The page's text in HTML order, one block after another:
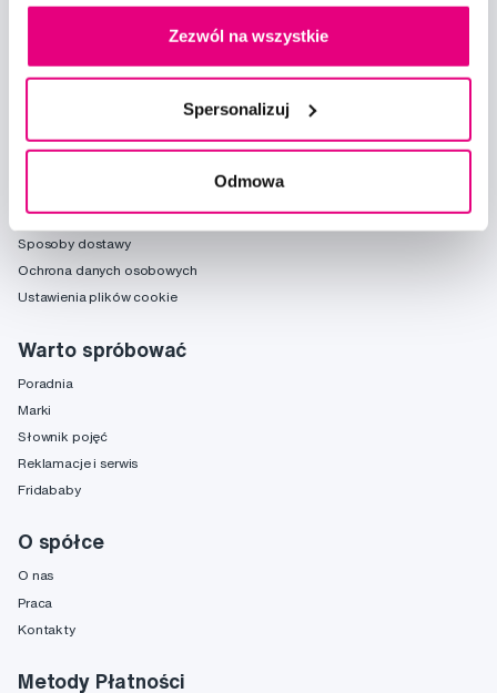
Zezwól na wszystkie
Spersonalizuj
Odmowa
Doradzimy
Wszystko o zakupach
Warunki handlowe
Sposoby dostawy
Ochrona danych osobowych
Ustawienia plików cookie
Warto spróbować
Poradnia
Marki
Słownik pojęć
Reklamacje i serwis
Fridababy
O spółce
O nas
Praca
Kontakty
Metody Płatności